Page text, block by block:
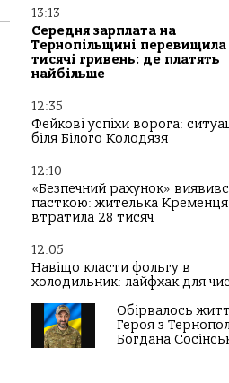
13:13
Середня зарплата на
Тернопільщині перевищила
тисячі гривень: де платять
найбільше
12:35
Фейкові успіхи ворога:
біля Білого Колодязя
12:10
«Безпечний рахунок»
пасткою: жителька Кременця
втратила 28 тисяч
12:05
Навіщо класти фольгу в
холодильник: лайфхак для
Обірвалось
Героя з
Богдана